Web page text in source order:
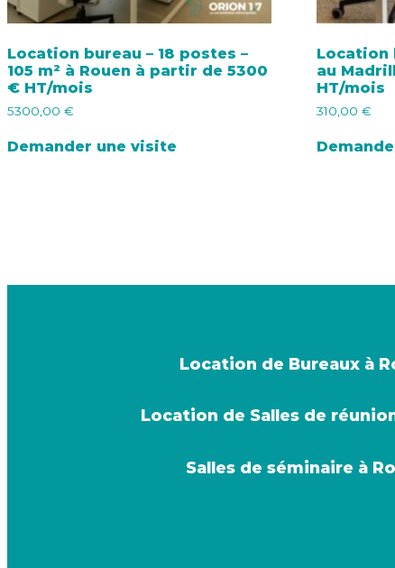
Location bureau – 18 postes –
105 m² à Rouen à partir de 5300
€ HT/mois
5300,00 €
Demander une visite
Location
au
HT/mois
310,00€
Location de Bureaux à
Location de Salles de
Salles de séminaire à